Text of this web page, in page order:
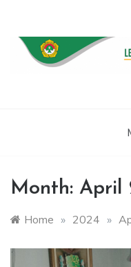
content
Month: April
Home » 2024 »